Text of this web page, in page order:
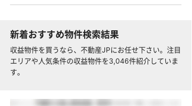
新着おすすめ物件検索結果
収益物件を買うなら、不動産JPにお任せ下さい。注目
エリアや人気条件の収益物件を3,046件紹介していま
す。